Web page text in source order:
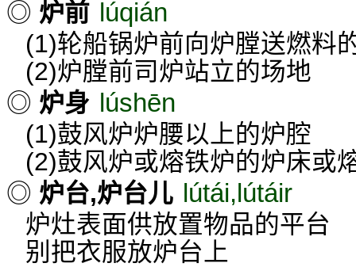
◎ 炉前 lúqián
(1)轮船锅炉前向炉膛送燃料
(2)炉膛前司炉站立的场地
◎ 炉身 lúshēn
(1)鼓风炉炉腰以上的炉腔
(2)鼓风炉或熔铁炉的炉床或
◎ 炉台,炉台儿 lútái,lútáir
炉灶表面供放置物品的平台
别把衣服放炉台上